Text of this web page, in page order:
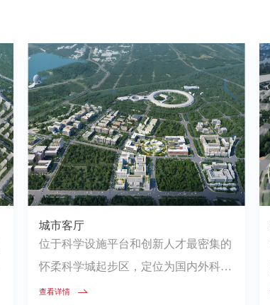
城市客厅
位于科学设施平台和创新人才最密集的
怀柔科学城起步区，定位为国内外科学
家的国际化公共服务中心、怀柔科学...
查看详情